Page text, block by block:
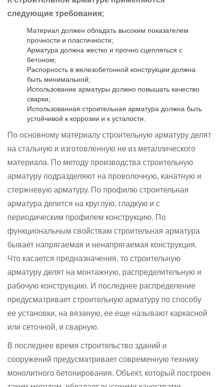
следующие требования;
Материал должен обладать высоким показателем
прочности и пластичности;
Арматура должна жестко и прочно сцепляться с
бетоном;
Распорность в железобетонной конструкции должна
быть минимальной;
Использование арматуры должно повышать качество
сварки;
Использованная строительная арматура должна быть
устойчивой к коррозии и к усталости.
По основному материалу строительную арматуру делят
на стальную и изготовленную не из металлического
материала. По методу производства строительную
арматуру подразделяют на проволочную, канатную и
стержневую арматуру. По профилю строительная
арматура делится на круглую, гладкую и с
периодическим профилем конструкцию. По
функциональным свойствам строительная арматура
бывает напрягаемая и ненапрягаемая конструкция.
Что касается предназначения, то строительную
арматуру делят на монтажную, распределительную и
рабочую конструкцию. И последнее распределение
предусматривает строительную арматуру по способу
ее установки, на вязаную, ее еще называют каркасной
или сеточной, и сварную.
В последнее время строительство зданий и
сооружений предусматривает современную технику
монолитного бетонирования. Объект, который построен